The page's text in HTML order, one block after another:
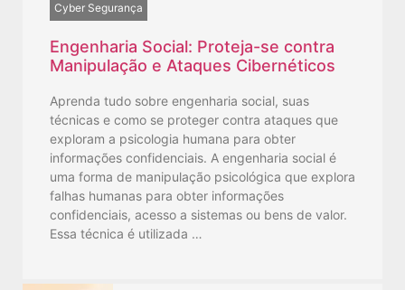
Cyber Segurança
Engenharia Social: Proteja-se contra
Manipulação e Ataques Cibernéticos
Aprenda tudo sobre engenharia social, suas
técnicas e como se proteger contra ataques que
exploram a psicologia humana para obter
informações confidenciais. A engenharia social é
uma forma de manipulação psicológica que explora
falhas humanas para obter informações
confidenciais, acesso a sistemas ou bens de valor.
Essa técnica é utilizada …